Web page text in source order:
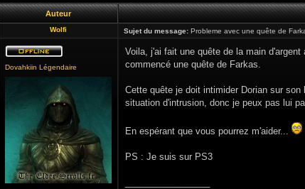
Auteur
Wolfi Sujet du message: Probleme avec une quête de
Dovahkiin Légendaire
Voila, j'ai fait une quête de la main
commencé une quête de Farkas.
Cette quête je doit intimider Dorian sur
situation d'intrusion, donc je peux pas lui
En espérant que vous pourrez m'aider...
PS : Je suis sur PS3